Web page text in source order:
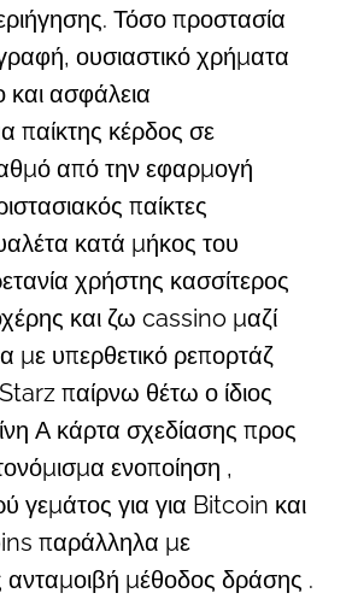
Τόσο προστασία
ουσιαστικό χρήματα
ασφάλεια
παίκτης κέρδος σε
από την εφαρμογή
παίκτες
κατά μήκος του
χρήστης κασσίτερος
και ζω cassino μαζί
με υπερθετικό ρεπορτάζ
παίρνω θέτω ο ίδιος
Α κάρτα σχεδίασης προς
ενοποίηση ,
γεμάτος για για Bitcoin και
παράλληλα με
ανταμοιβή μέθοδος δράσης .